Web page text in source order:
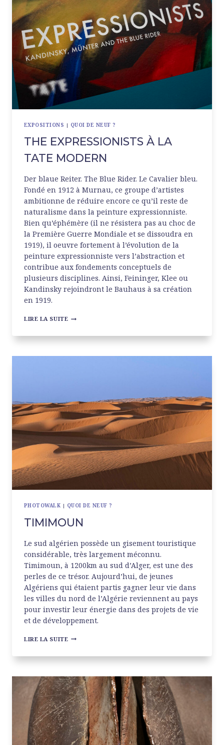
EXPOSITIONS | QUOI DE NEUF ?
THE EXPRESSIONISTS À LA
TATE MODERN
Der blaue Reiter. The Blue Rider. Le Cavalier bleu.
Fondé en 1912 à Murnau, ce groupe d’artistes
ambitionne de réduire encore ce qu’il reste de
naturalisme dans la peinture expressionniste.
Bien qu’éphémère (il ne résistera pas au choc de
la Première Guerre Mondiale et se dissoudra en
1919), il oeuvre fortement à l’évolution de la
peinture expressionniste vers l’abstraction et
contribue aux fondements conceptuels de
plusieurs disciplines. Ainsi, Feininger, Klee ou
Kandinsky rejoindront le Bauhaus à sa création
en 1919.
LIRE LA SUITE THE
À
PHOTOWALK | QUOI DE NEUF ?
TIMIMOUN
Le sud algérien possède un gisement touristique
considérable, très largement méconnu.
Timimoun, à 1200km au sud d’Alger, est une des
perles de ce trésor. Aujourd’hui, de jeunes
Algériens qui étaient partis gagner leur vie dans
les villes du nord de l’Algérie reviennent au pays
pour investir leur énergie dans des projets de vie
et de développement.
LIRE LA SUITE TIMIMOUN